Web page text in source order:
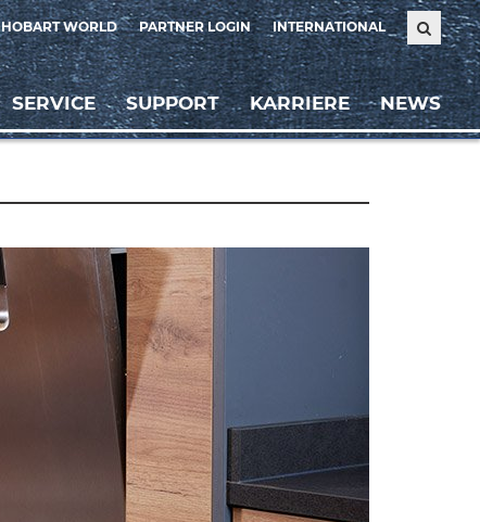
HOBART WORLD PARTNER LOGIN INTERNATIONAL
SERVICE SUPPORT KARRIERE NEWS